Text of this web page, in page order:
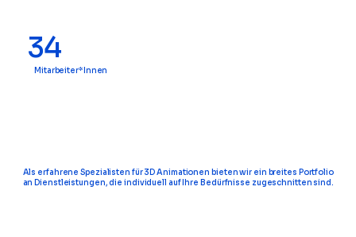
34
Mitarbeiter*Innen
Als erfahrene Spezialisten für 3D Animationen bieten wir ein breites Portfolio
an Dienstleistungen, die individuell auf Ihre Bedürfnisse zugeschnitten sind.